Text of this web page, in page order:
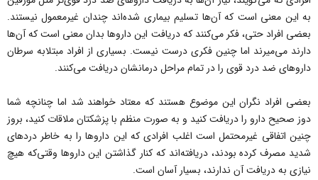
به این معنی است که آن‌ها تسلیم بیماری شده‌اند چندان غیرمعمول نیستند.
بعضی افراد حتی، فکر می‌کنند که دریافت این داروها بدان معنی است که آن‌ها
دارند می‌میرند اما چنین فکری درست نیست. بسیاری از افراد مبتلابه سرطان
داروهای ضد درد قوی را در تمام مراحل درمانشان دریافت می‌کنند.
بعضی افراد نگران این موضوع هستند که معتاد خواهند شد اما چنانچه شما
دوز صحیح دارو را دریافت کنید و به ‌صورت منظم با پزشکتان ملاقات کنید، بروز
چنین اتفاقی غیرمحتمل است اغلب افرادی که این داروها را به خاطر دردهای
شدید مصرف کرده بودند، دریافته‌اند که کنار گذاشتن این داروها وقتی‌که هیچ
نیازی به دریافت آن ندارند، بسیار آسان است.